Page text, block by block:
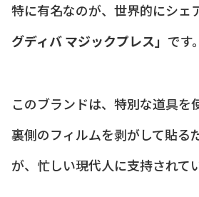
特に有名なのが、世界的にシェ
グディバ マジックプレス」 です。
このブランドは、特別な道具を
裏側のフィルムを剥がして貼る
が、忙しい現代人に支持されて